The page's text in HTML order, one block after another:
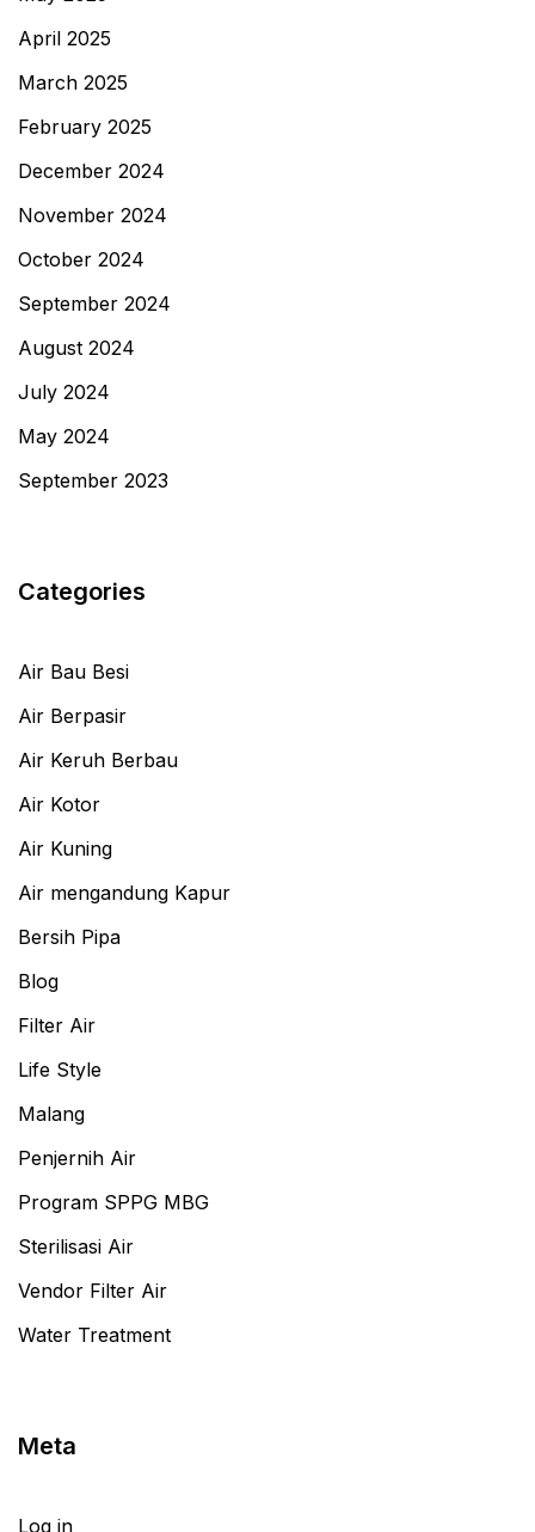
April 2025
March 2025
February 2025
December 2024
November 2024
October 2024
September 2024
August 2024
July 2024
May 2024
September 2023
Categories
Air Bau Besi
Air Berpasir
Air Keruh Berbau
Air Kotor
Air Kuning
Air mengandung Kapur
Bersih Pipa
Blog
Filter Air
Life Style
Malang
Penjernih Air
Program SPPG MBG
Sterilisasi Air
Vendor Filter Air
Water Treatment
Meta
Log in